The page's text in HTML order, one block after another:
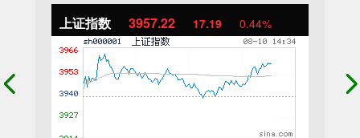
上证指数 3957.22 17.19 0.44%